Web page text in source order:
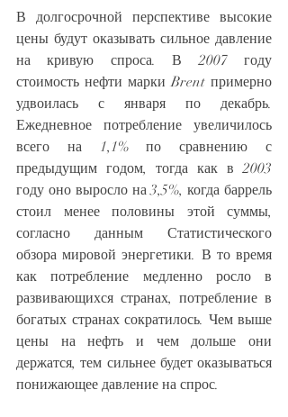
В долгосрочной перспективе высокие
цены будут оказывать сильное давление
на кривую спроса. В 2007 году
стоимость нефти марки Brent примерно
удвоилась с января по декабрь.
Ежедневное потребление увеличилось
всего на 1,1% по сравнению с
предыдущим годом, тогда как в 2003
году оно выросло на 3,5%, когда баррель
стоил менее половины этой суммы,
согласно данным Статистического
обзора мировой энергетики. В то время
как потребление медленно росло в
развивающихся странах, потребление в
богатых странах сократилось. Чем выше
цены на нефть и чем дольше они
держатся, тем сильнее будет оказываться
понижающее давление на спрос.